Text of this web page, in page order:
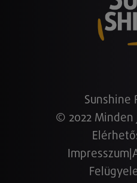
Sunshine
© 2022
Impresszum